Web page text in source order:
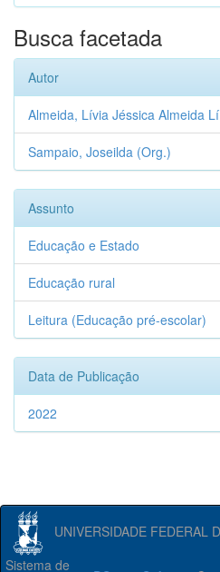
Busca facetada
Autor
Almeida, Lívia Jéssica Almeida
Sampaio, Joseilda (Org.)
Assunto
Educação e Estado
Educação rural
Leitura (Educação pré-escolar)
Data de Publicação
2022
UNIVERSIDADE FEDERAL
Sistema de